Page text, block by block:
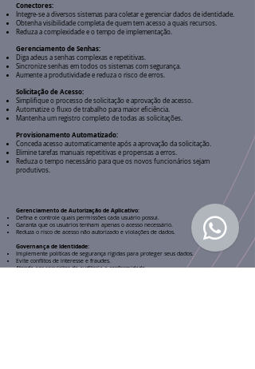
Conectores:
Integre-se a diversos sistemas para coletar e gerenciar dados de identidade.
Obtenha visibilidade completa de quem tem acesso a quais recursos.
Reduza a complexidade e o tempo de implementação.
Gerenciamento de Senhas:
Diga adeus a senhas complexas e repetitivas.
Sincronize senhas em todos os sistemas com segurança.
Aumente a produtividade e reduza o risco de erros.
Solicitação de Acesso:
Simplifique o processo de solicitação e aprovação de acesso.
Automatize o fluxo de trabalho para maior eficiência.
Mantenha um registro completo de todas as solicitações.
Provisionamento Automatizado:
Conceda acesso automaticamente após a aprovação da solicitação.
Elimine tarefas manuais repetitivas e propensas a erros.
Reduza o tempo necessário para que os novos funcionários sejam
produtivos.
Gerenciamento de Autorização de Aplicativo:
Defina e controle quais permissões cada usuário possui.
Garanta que os usuários tenham apenas o acesso necessário.
Reduza o risco de acesso não autorizado e violações de dados.
Governança de Identidade:
Implemente políticas de segurança rígidas para proteger seus dados.
Evite conflitos de interesse e fraudes.
Atenda aos requisitos de auditoria e conformidade.